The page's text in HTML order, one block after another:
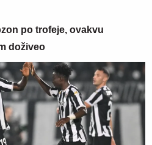
po trofeje, ovakvu
doživeo